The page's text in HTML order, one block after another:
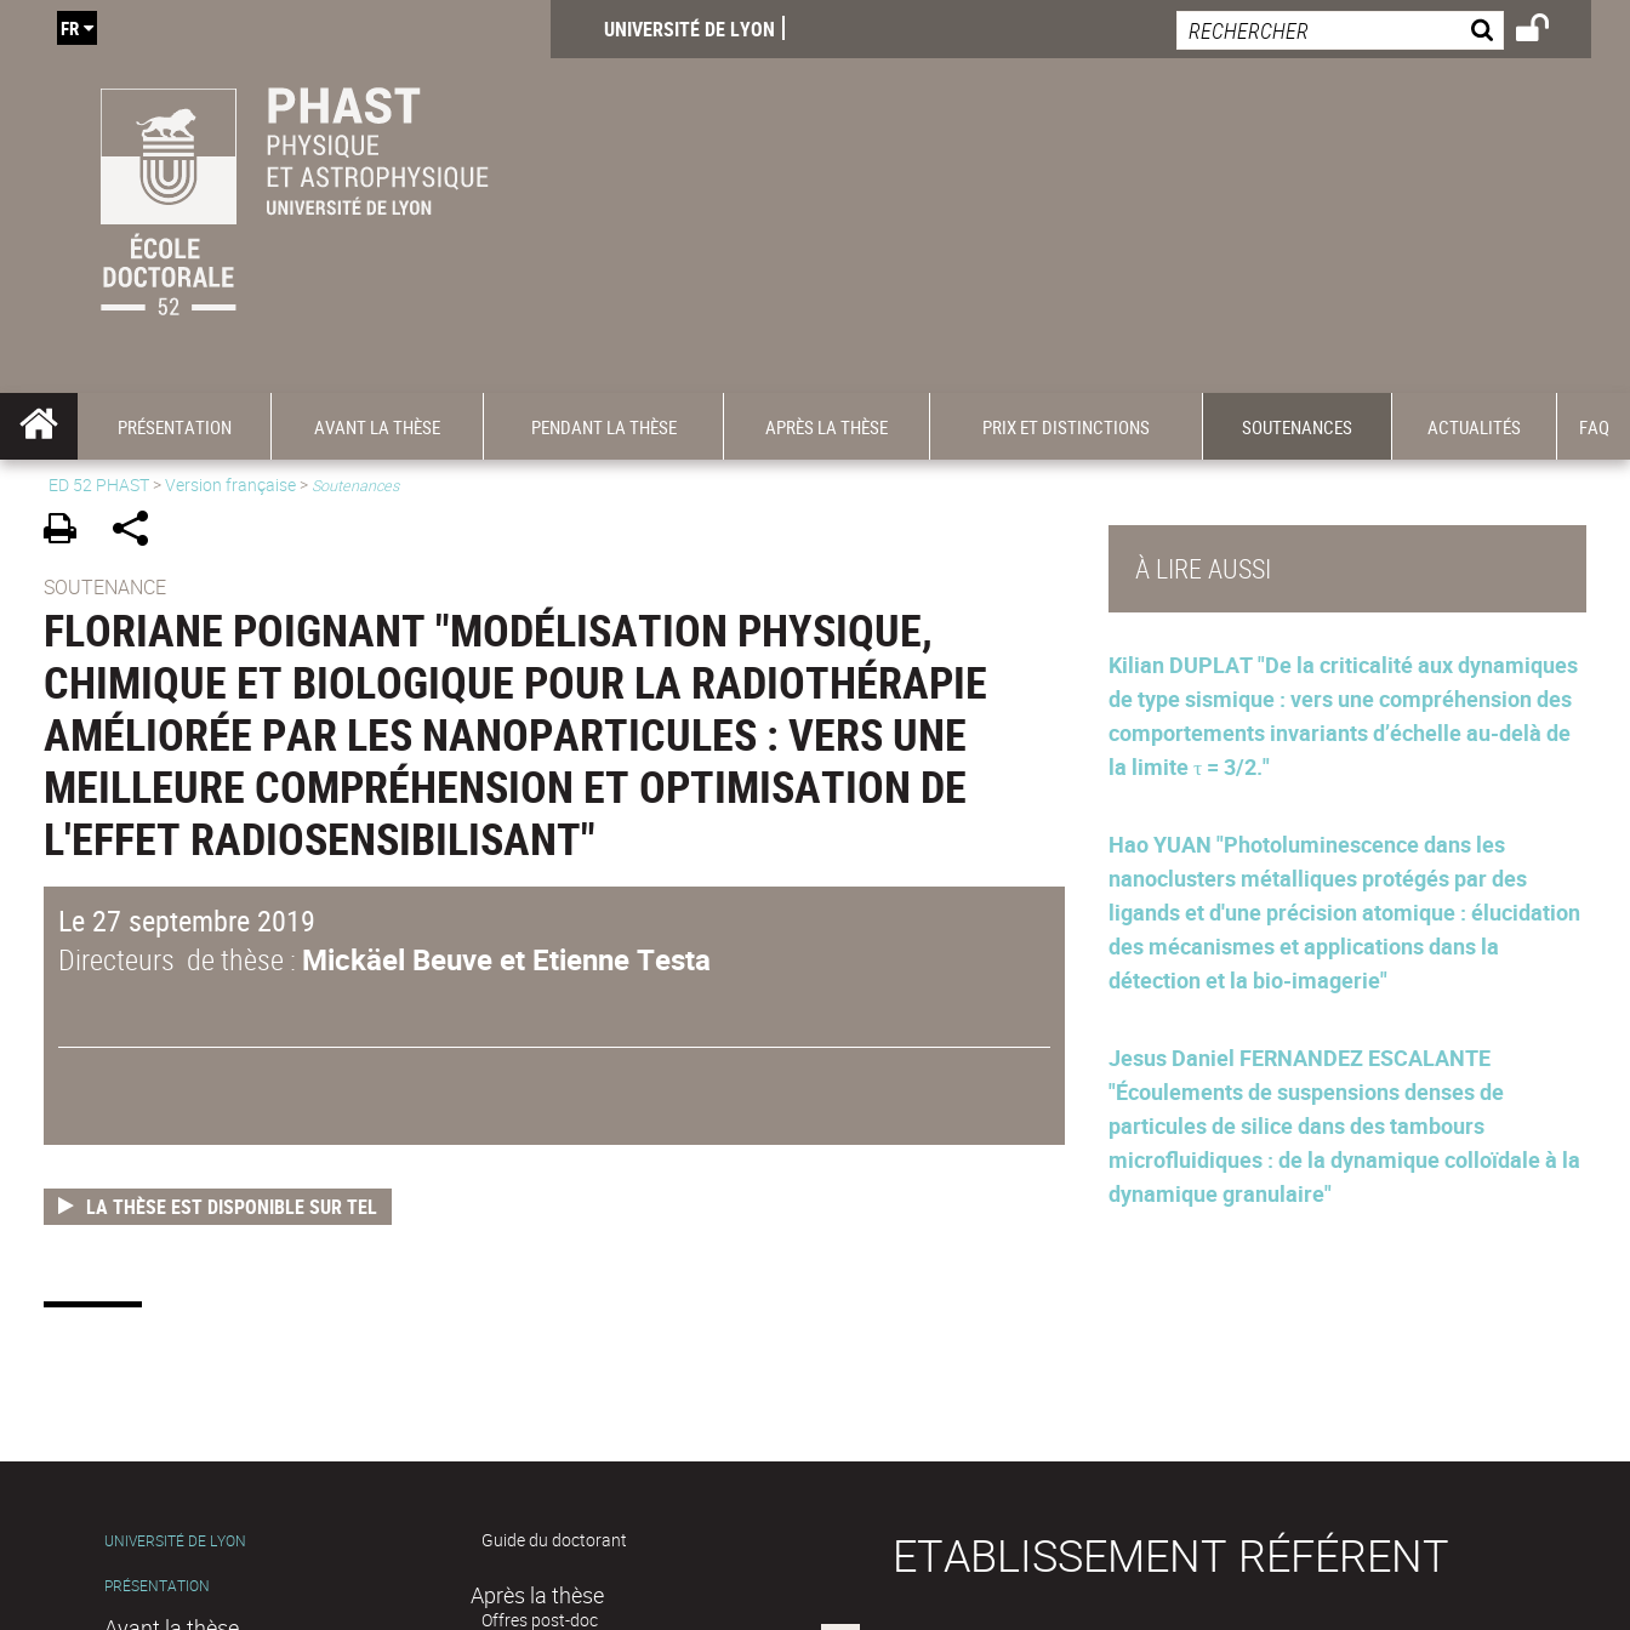
UNIVERSITÉ DE LYON
FR
PRÉSENTATION AVANT LA THÈSE PENDANT LA THÈSE APRÈS LA THÈSE PRIX ET DISTINCTIONS SOUTENANCES ACTUALITÉS FAQ
ED 52 PHAST >Version française > Soutenances
SOUTENANCE
FLORIANE POIGNANT "MODÉLISATION PHYSIQUE,
CHIMIQUE ET BIOLOGIQUE POUR LA RADIOTHÉRAPIE
AMÉLIORÉE PAR LES NANOPARTICULES : VERS UNE
MEILLEURE COMPRÉHENSION ET OPTIMISATION DE
L'EFFET RADIOSENSIBILISANT"
Le 27 septembre 2019
Directeurs de thèse : Mickäel Beuve et Etienne Testa
LA THÈSE EST DISPONIBLE SUR TEL
À LIRE AUSSI
Kilian DUPLAT "De la criticalité aux dynamiques
de type sismique : vers une compréhension des
comportements invariants d’échelle au-delà de
la limite τ = 3/2."
Hao YUAN "Photoluminescence dans les
nanoclusters métalliques protégés par des
ligands et d'une précision atomique : élucidation
des mécanismes et applications dans la
détection et la bio-imagerie"
Jesus Daniel FERNANDEZ ESCALANTE
"Écoulements de suspensions denses de
particules de silice dans des tambours
microfluidiques : de la dynamique colloïdale à la
dynamique granulaire"
UNIVERSITÉ DE LYON
PRÉSENTATION
Guide du doctorant
Après la thèse
Offres post-doc
ETABLISSEMENT RÉFÉRENT